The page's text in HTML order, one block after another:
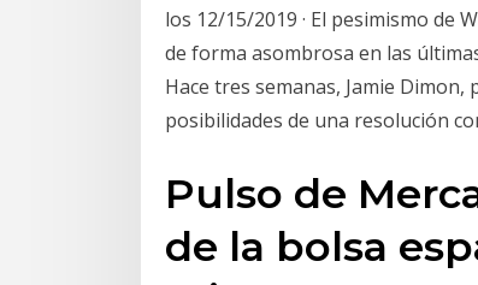
los 12/15/2019 · El pesimismo de
de forma asombrosa en las
Hace tres semanas, Jamie Dimon,
posibilidades de una resolución
Pulso de
de la bolsa